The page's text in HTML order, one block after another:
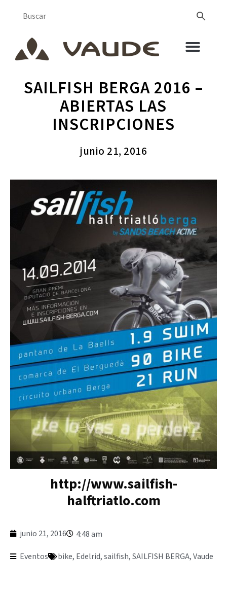
SAILFISH BERGA 2016 –
ABIERTAS LAS
INSCRIPCIONES
junio 21, 2016
http://www.sailfish-
halftriatlo.com
junio 21, 2016 4:48 am
Eventos bike, Edelrid, sailfish, SAILFISH BERGA, Vaude